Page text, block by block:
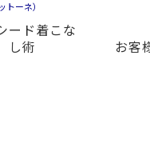
ード着こな
し術
お客